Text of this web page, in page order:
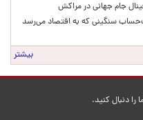
جام جهانی در مراکش
سنگینی که به اقتصاد می‌رسد
بیشتر
را دنبال کنید.